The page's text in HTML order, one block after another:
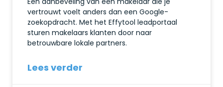
vertrouwt voelt anders dan een Google-
zoekopdracht. Met het Effytool leadportaal
sturen makelaars klanten door naar
betrouwbare lokale partners.
Lees verder